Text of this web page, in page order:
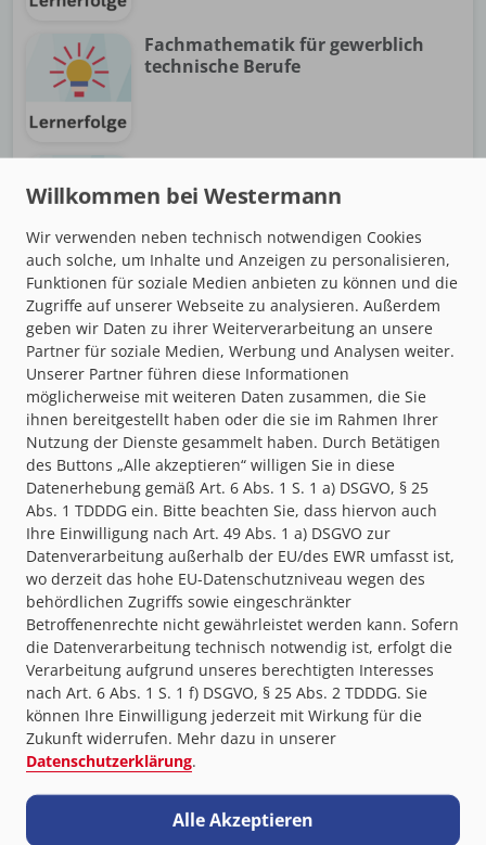
Fachmathematik für gewerblich
technische Berufe
Digitalisierung
MATHE AUFFRISCHEN
Mathematik Klasse 5–10
MIT E-BOOKLERNEN
Mathematik - Vorbereiten auf
Ausbildung und Beruf 2019
Agiles Arbeiten Projektmanagement
- Industrie 4.0 2019
Metalltechnik Tabellenbuch 2025
Wir verwenden neben technisch notwendigen Cookies
auch solche, um Inhalte und Anzeigen zu personalisieren,
Funktionen für soziale Medien anbieten zu können und die
Zugriffe auf unserer Webseite zu analysieren. Außerdem
geben wir Daten zu ihrer Weiterverarbeitung an unsere
Partner für soziale Medien, Werbung und Analysen weiter.
Unserer Partner führen diese Informationen
möglicherweise mit weiteren Daten zusammen, die Sie
ihnen bereitgestellt haben oder die sie im Rahmen Ihrer
Nutzung der Dienste gesammelt haben. Durch Betätigen
des Buttons „Alle akzeptieren“ willigen Sie in diese
Datenerhebung gemäß Art. 6 Abs. 1 S. 1 a) DSGVO, § 25
Abs. 1 TDDDG ein. Bitte beachten Sie, dass hiervon auch
Ihre Einwilligung nach Art. 49 Abs. 1 a) DSGVO zur
Datenverarbeitung außerhalb der EU/des EWR umfasst ist,
wo derzeit das hohe EU-Datenschutzniveau wegen des
behördlichen Zugriffs sowie eingeschränkter
Betroffenenrechte nicht gewährleistet werden kann. Sofern
die Datenverarbeitung technisch notwendig ist, erfolgt die
Verarbeitung aufgrund unseres berechtigten Interesses
nach Art. 6 Abs. 1 S. 1 f) DSGVO, § 25 Abs. 2 TDDDG. Sie
können Ihre Einwilligung jederzeit mit Wirkung für die
Zukunft widerrufen. Mehr dazu in unserer
Datenschutzerklärung.
Alle Akzeptieren